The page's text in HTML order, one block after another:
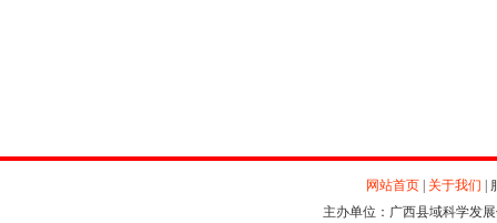
网站首页 关于我们 |
主办单位：广西县域科学发